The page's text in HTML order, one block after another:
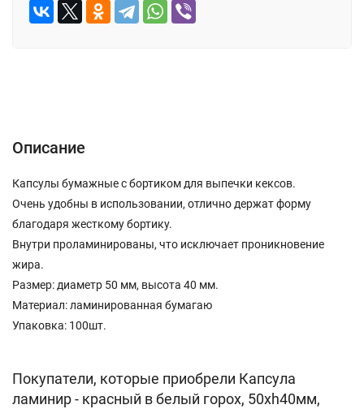
Описание
Капсулы бумажные с бортиком для выпечки кексов.
Очень удобны в использовании, отлично держат форму
благодаря жесткому бортику.
Внутри проламинированы, что исключает проникновение
жира.
Размер: диаметр 50 мм, высота 40 мм.
Материал: ламинированная бумагаю
Упаковка: 100шт.
Покупатели, которые приобрели Капсула
ламинир - красный в белый горох, 50хh40мм,